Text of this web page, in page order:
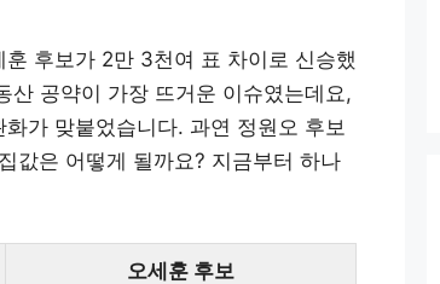
후보가 2만 3천여 표 차이로 신승했
산 공약이 가장 뜨거운 이슈였는데요,
가 맞붙었습니다. 과연 정원오 후보
값은 어떻게 될까요? 지금부터 하나
오세훈 후보